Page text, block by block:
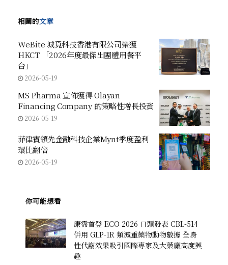
相關的文章
WeBite 城覓科技香港有限公司榮獲
HKCT 「2026年度最傑出團體用餐平
台」
2026-05-19
MS Pharma 宣佈獲得 Olayan
Financing Company 的策略性增長投資
2026-05-19
菲律賓領先金融科技企業Mynt季度盈利
環比翻倍
2026-05-19
你可能想看
康霈首登 ECO 2026 口頭發表 CBL-514
併用 GLP-1R 類減重藥物動物數據 全身
性代謝效果吸引國際專家及大藥廠高度興
趣